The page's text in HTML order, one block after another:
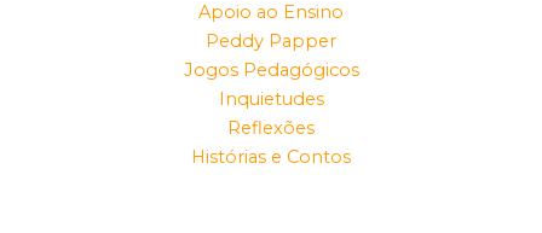
Apoio ao Ensino
Peddy Papper
Jogos Pedagógicos
Inquietudes
Reflexões
Histórias e Contos